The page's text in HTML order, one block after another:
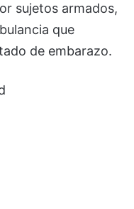
sujetos armados,
que
de embarazo.